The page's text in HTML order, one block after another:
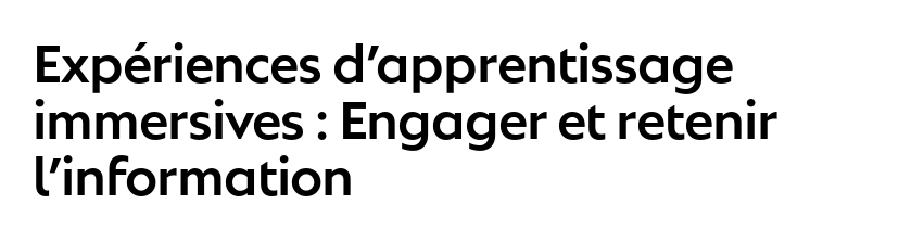
Expériences d’apprentissage
immersives : Engager et retenir
l’information